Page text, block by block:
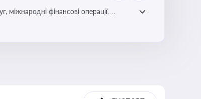
міжнародні фінансові операції,